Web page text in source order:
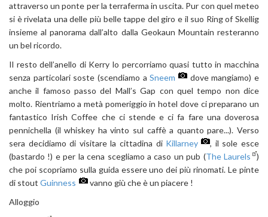
attraverso un ponte per la terraferma in uscita. Pur con quel meteo
si è rivelata una delle più belle tappe del giro e il suo Ring of Skellig
insieme al panorama dall’alto dalla Geokaun Mountain resteranno
un bel ricordo.
Il resto dell’anello di Kerry lo percorriamo quasi tutto in macchina
senza particolari soste (scendiamo aSneem
dove mangiamo) e
anche il famoso passo del Mall’s Gap con quel tempo non dice
molto. Rientriamo a metà pomeriggio in hotel dove ci preparano un
fantastico Irish Coffee che ci stende e ci fa fare una doverosa
pennichella (il whiskey ha vinto sul caffè a quanto pare...). Verso
sera decidiamo di visitare la cittadina di Killarney
, il sole esce
(bastardo !) e per la cena scegliamo a caso un pub (The Laurels
)
che poi scopriamo sulla guida essere uno dei più rinomati. Le pinte
di stout Guinness
vanno giù che è un piacere !
Alloggio